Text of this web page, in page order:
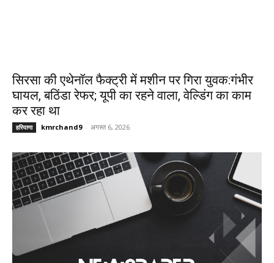
सिरसा की एथेनॉल फैक्ट्री में मशीन पर गिरा युवक:गंभीर
घायल, बठिंडा रेफर; यूपी का रहने वाला, वेल्डिंग का काम
कर रहा था
हरियाणा kmrchand9 - अगस्त 6, 2026